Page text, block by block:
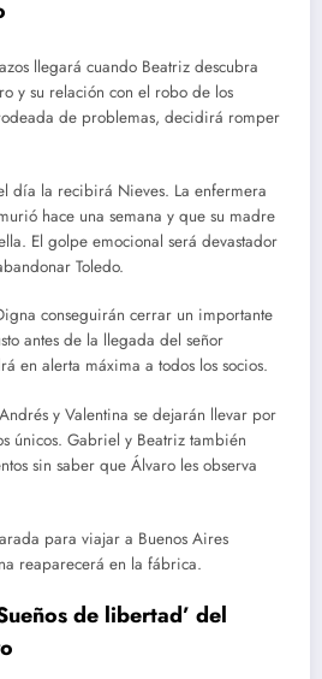
llegará cuando Beatriz descubra
y su relación con el robo de los
de problemas, decidirá romper
día la recibirá Nieves. La enfermera
hace una semana y que su madre
El golpe emocional será devastador
Toledo.
conseguirán cerrar un importante
antes de la llegada del señor
en alerta máxima a todos los socios.
y Valentina se dejarán llevar por
únicos. Gabriel y Beatriz también
sin saber que Álvaro les observa
para viajar a Buenos Aires
reaparecerá en la fábrica.
de libertad’ del